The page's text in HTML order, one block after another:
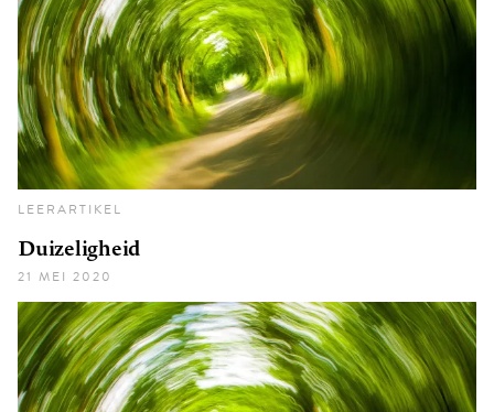
LEERARTIKEL
Duizeligheid
21 MEI 2020